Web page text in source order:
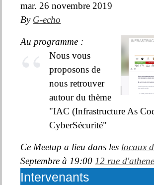
mar. 26 novembre 2019
By G-echo
Au programme :
Nous vous
proposons de
nous retrouver
autour du thème
"IAC (Infrastructure As
CyberSécurité"
Ce Meetup a lieu dans les locaux
Septembre à 19:00 12 rue
Intervenants